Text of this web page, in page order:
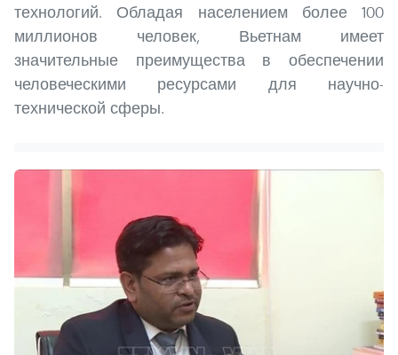
технологий. Обладая населением более 100
миллионов человек, Вьетнам имеет
значительные преимущества в обеспечении
человеческими ресурсами для научно-
технической сферы.